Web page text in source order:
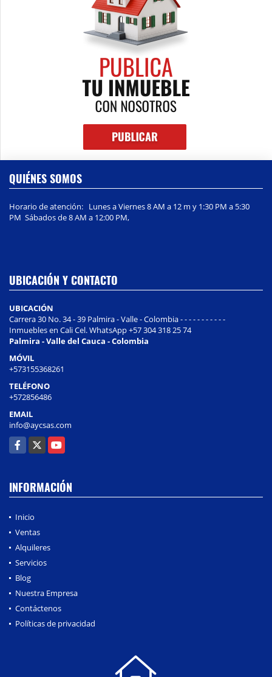
QUIÉNES SOMOS
Horario de atención: Lunes a Viernes 8 AM a 12 m y 1:30 PM a 5:30
PM Sábados de 8 AM a 12:00 PM,
UBICACIÓN Y CONTACTO
UBICACIÓN
Carrera 30 No. 34 - 39 Palmira - Valle - Colombia - - - - - - - - - - -
Inmuebles en Cali Cel. WhatsApp +57 304 318 25 74
Palmira - Valle del Cauca - Colombia
MÓVIL
+573155368261
TELÉFONO
+572856486
EMAIL
info@aycsas.com
Facebook
X YouTube
INFORMACIÓN
Inicio
Ventas
Alquileres
Servicios
Blog
Nuestra Empresa
Contáctenos
Políticas de privacidad